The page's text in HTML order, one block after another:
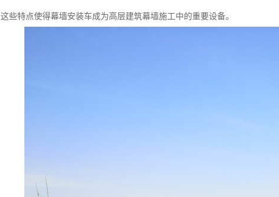
这些特点使得幕墙安装车成为高层建筑幕墙施工中的重要设备。